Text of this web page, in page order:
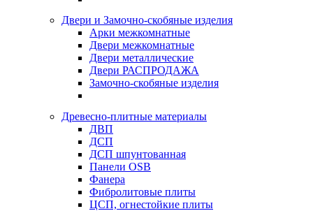
Двери и Замочно-скобяные изделия
Арки межкомнатные
Двери межкомнатные
Двери металлические
Двери РАСПРОДАЖА
Замочно-скобяные изделия
Древесно-плитные материалы
ДВП
ДСП
ДСП шпунтованная
Панели OSB
Фанера
Фибролитовые плиты
ЦСП, огнестойкие плиты